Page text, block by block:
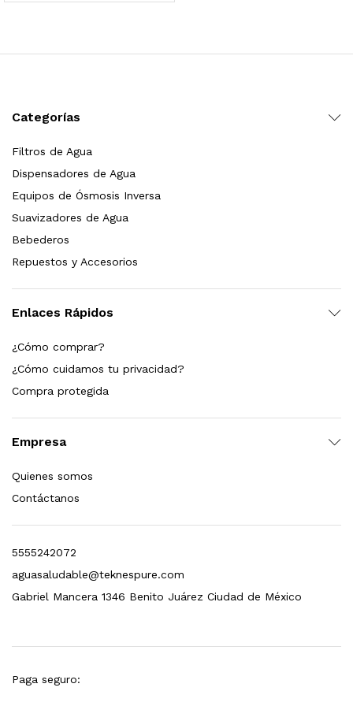
Categorías
Filtros de Agua
Dispensadores de Agua
Equipos de Ósmosis Inversa
Suavizadores de Agua
Bebederos
Repuestos y Accesorios
Enlaces Rápidos
¿Cómo comprar?
¿Cómo cuidamos tu privacidad?
Compra protegida
Empresa
Quienes somos
Contáctanos
5555242072
aguasaludable@teknespure.com
Gabriel Mancera 1346 Benito Juárez Ciudad de México
Paga seguro:
Esterilizador UV 25 Watts 4 Pines
Cafetera (Cartucho de Repuesto)
2,899.00
al carrito
SS304 Natural Cepillado | Agua Purificada
699.00
L/h, con filtración Welltek WT-WFS600-4S